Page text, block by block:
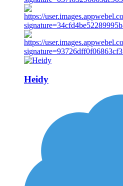
Heidy